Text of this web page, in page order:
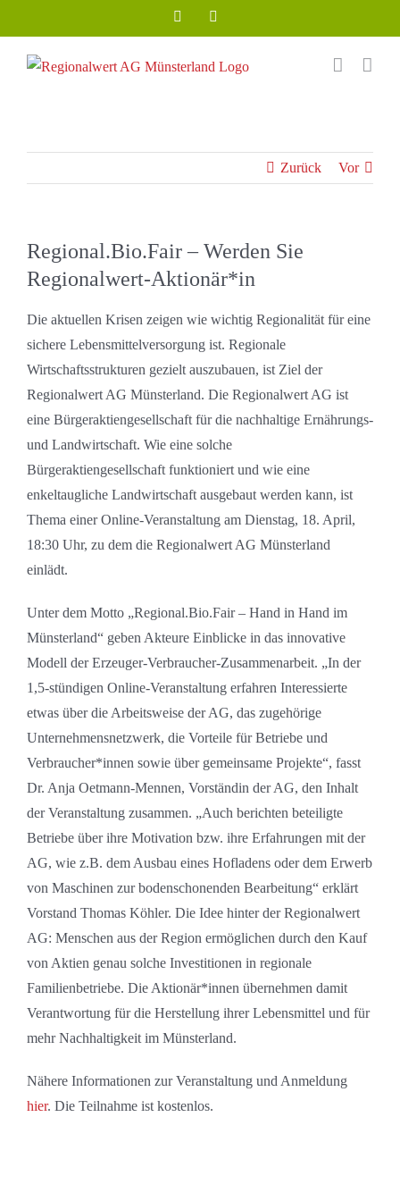
Inhalt
springen
Facebook
Zurück Vor
Regional.Bio.Fair – Werden Sie
Regionalwert-Aktionär*in
Die aktuellen Krisen zeigen wie wichtig Regionalität für eine
sichere Lebensmittelversorgung ist. Regionale
Wirtschaftsstrukturen gezielt auszubauen, ist Ziel der
Regionalwert AG Münsterland. Die Regionalwert AG ist
eine Bürgeraktiengesellschaft für die nachhaltige Ernährungs-
und Landwirtschaft. Wie eine solche
Bürgeraktiengesellschaft funktioniert und wie eine
enkeltaugliche Landwirtschaft ausgebaut werden kann, ist
Thema einer Online-Veranstaltung am Dienstag, 18. April,
18:30 Uhr, zu dem die Regionalwert AG Münsterland
einlädt.
Unter dem Motto „Regional.Bio.Fair – Hand in Hand im
Münsterland“ geben Akteure Einblicke in das innovative
Modell der Erzeuger-Verbraucher-Zusammenarbeit. „In der
1,5-stündigen Online-Veranstaltung erfahren Interessierte
etwas über die Arbeitsweise der AG, das zugehörige
Unternehmensnetzwerk, die Vorteile für Betriebe und
Verbraucher*innen sowie über gemeinsame Projekte“, fasst
Dr. Anja Oetmann-Mennen, Vorständin der AG, den Inhalt
der Veranstaltung zusammen. „Auch berichten beteiligte
Betriebe über ihre Motivation bzw. ihre Erfahrungen mit der
AG, wie z.B. dem Ausbau eines Hofladens oder dem Erwerb
von Maschinen zur bodenschonenden Bearbeitung“ erklärt
Vorstand Thomas Köhler. Die Idee hinter der Regionalwert
AG: Menschen aus der Region ermöglichen durch den Kauf
von Aktien genau solche Investitionen in regionale
Familienbetriebe. Die Aktionär*innen übernehmen damit
Verantwortung für die Herstellung ihrer Lebensmittel und für
mehr Nachhaltigkeit im Münsterland.
Nähere Informationen zur Veranstaltung und Anmeldung
hier. Die Teilnahme ist kostenlos.